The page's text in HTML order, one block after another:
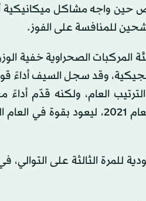
حين واجه مشاكل
شركة «جي رالي» البلجيكية، وقد سجل
داكار في عام 2020، عندما أنهى الرالي في المركز 12 على الترتيب
النسختين التاليتين، ولم يكمل الرالي خلالهما رغم فوزه بالمرحلة